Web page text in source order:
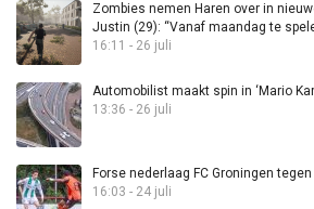
Zombies nemen Haren over in
Justin (29): “Vanaf maandag te
16:11 - 26 juli
Automobilist maakt spin in ‘Mario
13:36 - 26 juli
Forse nederlaag FC Groningen
16:03 - 24 juli